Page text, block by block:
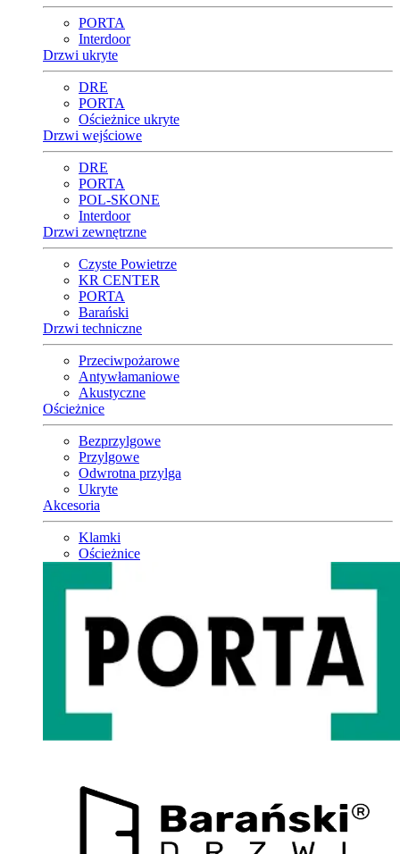
PORTA
Interdoor
Drzwi ukryte
DRE
PORTA
Ościeżnice ukryte
Drzwi wejściowe
DRE
PORTA
POL-SKONE
Interdoor
Drzwi zewnętrzne
Czyste Powietrze
KR CENTER
PORTA
Barański
Drzwi techniczne
Przeciwpożarowe
Antywłamaniowe
Akustyczne
Ościeżnice
Bezprzylgowe
Przylgowe
Odwrotna przylga
Ukryte
Akcesoria
Klamki
Ościeżnice